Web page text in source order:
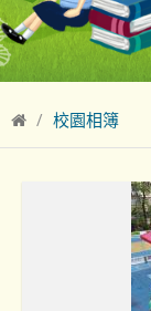
校園相簿